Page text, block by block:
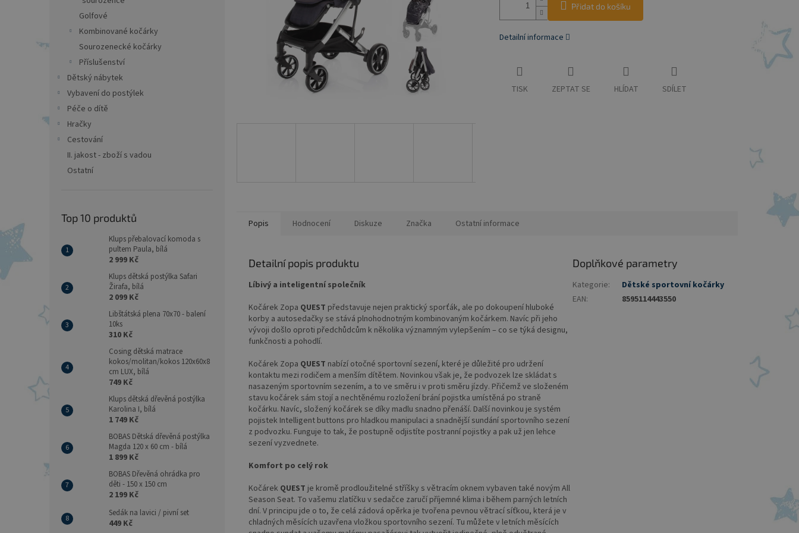
Golfové
Kombinované kočárky
Sourozenecké kočárky
Příslušenství
Dětský nábytek
Vybavení do postýlek
Péče o dítě
Hračky
Cestování
II. jakost - zboží s vadou
Ostatní
Top 10 produktů
Klups přebalovací komoda s
pultem Paula, bílá
2 999 Kč
Klups dětská postýlka Safari
Žirafa, bílá
2 099 Kč
Libštátská plena 70x70 - balení
10ks
310 Kč
Cosing dětská matrace
kokos/molitan/kokos 120x60x8
cm LUX, bílá
749 Kč
Klups dětská dřevěná postýlka
Karolina I, bílá
1 749 Kč
BOBAS Dětská dřevěná postýlka
Magda 120 x 60 cm - bílá
1 899 Kč
BOBAS Dřevěná ohrádka pro
děti - 150 x 150 cm
2 199 Kč
Sedák na lavici / pivní set
449 Kč
Přidat do košíku
Detailní informace
TISK ZEPTAT SE HLÍDAT SDÍLET
Popis Hodnocení Diskuze Značka Ostatní informace
Detailní popis produktu
Líbivý a inteligentní společník
Kočárek Zopa QUEST představuje nejen praktický sporťák, ale po dokoupení hluboké
korby a autosedačky se stává plnohodnotným kombinovaným kočárkem. Navíc při jeho
vývoji došlo oproti předchůdcům k několika významným vylepšením – co se týká designu,
funkčnosti a pohodlí.
Kočárek Zopa QUEST nabízí otočné sportovní sezení, které je důležité pro udržení
kontaktu mezi rodičem a menším dítětem. Novinkou však je, že podvozek lze skládat s
nasazeným sportovním sezením, a to ve směru i v proti směru jízdy. Přičemž ve složeném
stavu kočárek sám stojí a nechtěnému rozložení brání pojistka umístěná po straně
kočárku. Navíc, složený kočárek se díky madlu snadno přenáší. Další novinkou je systém
pojistek Intelligent buttons pro hladkou manipulaci a snadnější sundání sportovního sezení
z podvozku. Funguje to tak, že postupně odjistíte postranní pojistky a pak už jen lehce
sezení vyzvednete.
Komfort po celý rok
Kočárek QUEST je kromě prodloužitelné stříšky s větracím oknem vybaven také novým All
Season Seat. To vašemu zlatíčku v sedačce zaručí příjemné klima i během parných letních
dní. V principu jde o to, že celá zádová opěrka je tvořena pevnou větrací síťkou, která je v
chladných měsících uzavřena vložkou sportovního sezení. Tu můžete v letních měsících
Doplňkové parametry
Kategorie:
Dětské sportovní kočárky
EAN: 8595114443550